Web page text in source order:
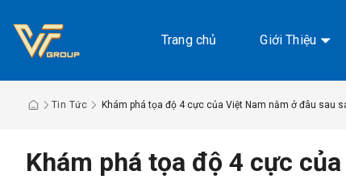
đến
Trang chủ Giới Thiệu
Tin Tức Khám phá tọa độ 4 cực của Việt Nam nằm ở đâu sau
Khám phá tọa độ 4 cực